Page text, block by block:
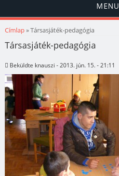
MENU
Jelenlegi hely
Címlap» Társasjáték-pedagógia
Társasjáték-pedagógia
Beküldte knauszi - 2013. jún. 15. - 21:11